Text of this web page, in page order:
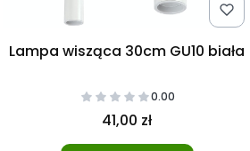
Lampa wisząca 30cm GU10 biała
0.00
41,00 zł